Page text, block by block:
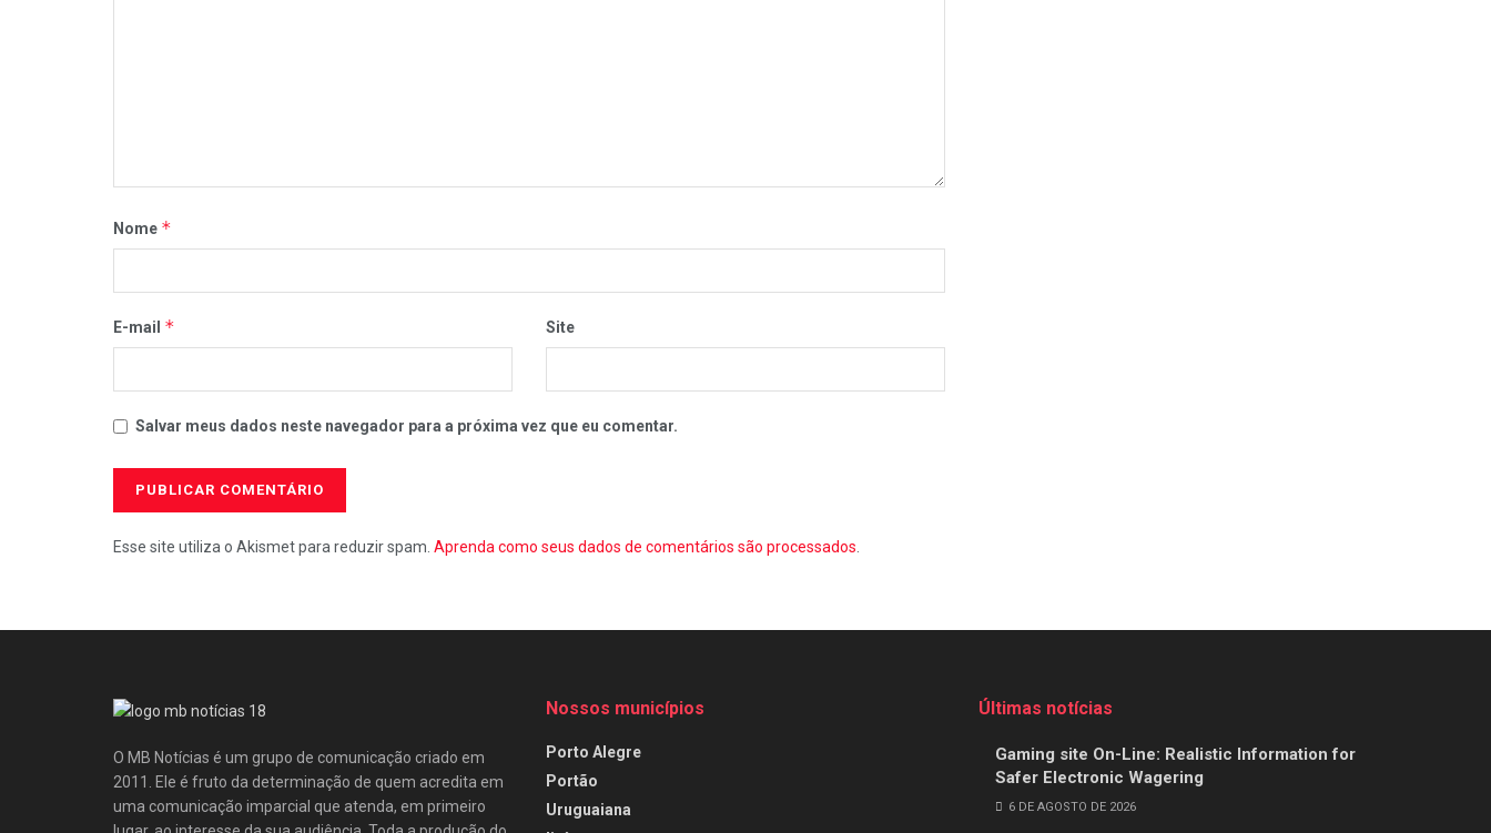
Nome *
E-mail * Site
Salvar meus dados neste navegador para a próxima vez que eu comentar.
Esse site utiliza o Akismet para reduzir spam. Aprenda como seus dados de comentários são processados
O MB Notícias é um grupo de comunicação criado em
2011. Ele é fruto da determinação de quem acredita em
uma comunicação imparcial que atenda, em primeiro
Nossos municípios
Porto Alegre
Portão
Uruguaiana
Últimas notícias
Gaming site On-Line: Realistic Information for
Safer Electronic Wagering
6 DE AGOSTO DE 2026